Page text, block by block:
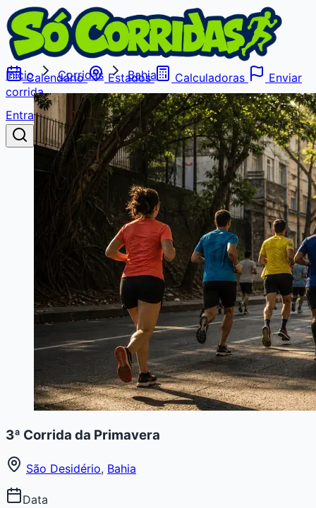
Calendário Estados Calculadoras
Enviar
corrida
Entrar
Buscar
Início Corridas Bahia
3ª Corrida da Primavera
São Desidério, Bahia
Data